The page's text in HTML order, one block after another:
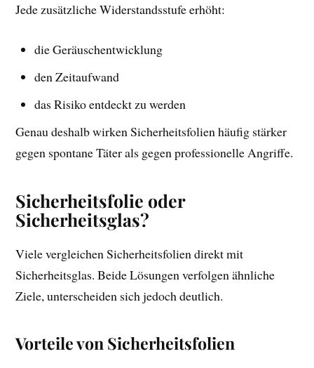
Jede zusätzliche Widerstandsstufe erhöht:
die Geräuschentwicklung
den Zeitaufwand
das Risiko entdeckt zu werden
Genau deshalb wirken Sicherheitsfolien häufig stärker
gegen spontane Täter als gegen professionelle Angriffe.
Sicherheitsfolie oder
Sicherheitsglas?
Viele vergleichen Sicherheitsfolien direkt mit
Sicherheitsglas. Beide Lösungen verfolgen ähnliche
Ziele, unterscheiden sich jedoch deutlich.
Vorteile von Sicherheitsfolien